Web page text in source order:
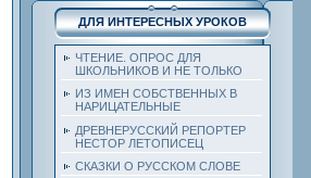
ДЛЯ ИНТЕРЕСНЫХ УРОКОВ
ЧТЕНИЕ. ОПРОС ДЛЯ
ШКОЛЬНИКОВ И НЕ ТОЛЬКО
ИЗ ИМЕН СОБСТВЕННЫХ В
НАРИЦАТЕЛЬНЫЕ
ДРЕВНЕРУССКИЙ РЕПОРТЕР
НЕСТОР ЛЕТОПИСЕЦ
СКАЗКИ О РУССКОМ СЛОВЕ